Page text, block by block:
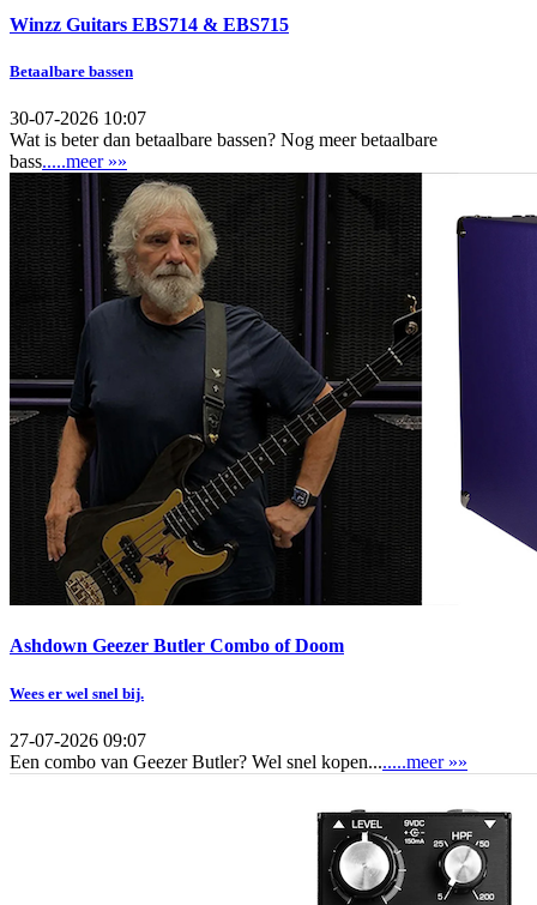
Winzz Guitars EBS714 & EBS715
Betaalbare bassen
30-07-2026 10:07
Wat is beter dan betaalbare bassen? Nog meer betaalbare
bass.....meer »»
Ashdown Geezer Butler Combo of Doom
Wees er wel snel bij.
27-07-2026 09:07
Een combo van Geezer Butler? Wel snel kopen........meer »»